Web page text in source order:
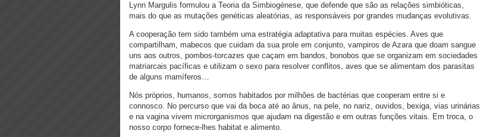
Lynn Margulis formulou a Teoria da Simbiogénese, que defende que são as relações simbióticas,
mais do que as mutações genéticas aleatórias, as responsáveis por grandes mudanças evolutivas.
A cooperação tem sido também uma estratégia adaptativa para muitas espécies. Aves que
compartilham, mabecos que cuidam da sua prole em conjunto, vampiros de Azara que doam sangue
uns aos outros, pombos-torcazes que caçam em bandos, bonobos que se organizam em sociedades
matriarcais pacíficas e utilizam o sexo para resolver conflitos, aves que se alimentam dos parasitas
de alguns mamíferos…
Nós próprios, humanos, somos habitados por milhões de bactérias que cooperam entre si e
connosco. No percurso que vai da boca até ao ânus, na pele, no nariz, ouvidos, bexiga, vias urinárias
e na vagina vivem microrganismos que ajudam na digestão e em outras funções vitais. Em troca, o
nosso corpo fornece-lhes habitat e alimento.